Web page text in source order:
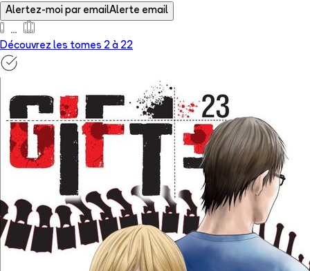
Alertez-moi par emailAlerte email
Découvrez les tomes 2 à 22